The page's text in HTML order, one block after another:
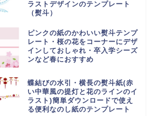
ラストデザインのテンプレート
（熨斗）
ピンクの紙のかわいい熨斗テンプ
レート・桜の花をコーナーにデザ
インしておしゃれ・卒入学シーズ
ンなど春におすすめ
蝶結びの水引・横長の熨斗紙(赤
い中華風の提灯と花のラインのイ
ラスト)簡単ダウンロードで使え
る便利なのし紙のテンプレート